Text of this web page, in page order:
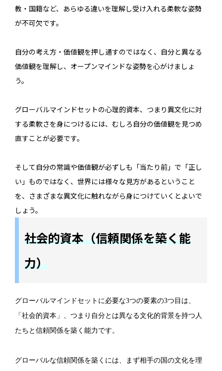
教・国籍など、あらゆる違いを理解し受け入れる柔軟な姿勢
が不可欠です。
自分の考え方・価値観を押し通すのではなく、自分と異なる
価値観を理解し、オープンマインドな姿勢を心がけましょ
う。
グローバルマインドセットの心理的資本、つまり異文化に対
する柔軟さを身につけるには、むしろ自分の価値観を見つめ
直すことが必要です。
そして自分の常識や価値観が必ずしも「当たり前」で「正し
い」ものではなく、世界には様々な見方があるということ
を、さまざまな異文化に触れながら身につけていくとよいで
しょう。
社会的資本（信頼関係を築く能
力）
グローバルマインドセットに必要な3つの要素の3つ目は、
「社会的資本」、つまり自分とは異なる文化的背景を持つ人
たちと信頼関係を築く能力です。
グローバルな信頼関係を築くには、まず相手の国の文化を理